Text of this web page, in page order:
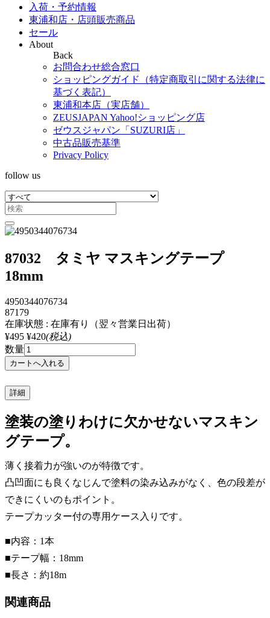
入荷・予約情報
東浦和店・店頭販売商品
セール
About
Back
お問合わせ総合窓口
ショッピングガイド（特定商取引に関する法律に
基づく表記）
東浦和本店（実店舗）
ZEUSJAPAN Yahoo!ショッピング店
ゼウスジャパン「SUZURI店」
中古品販売基準
Privacy Policy
follow us
87032 タミヤ マスキングテープ
18mm
4950344076734
87179
在庫状態 : 在庫有り（翌々営業日出荷）
¥495 ¥420(税込)
数量
詳細
塗装の塗りわけに欠かせないマスキン
グテープ。
薄く接着力が強いのが特徴です。
凸凹面にも良くなじんで塗料の染み込みがなく、色の段差が
できにくいのもポイント。
テープカッター付の専用ケース入りです。
■内容：1本
■テープ幅：18mm
■長さ：約18m
関連商品